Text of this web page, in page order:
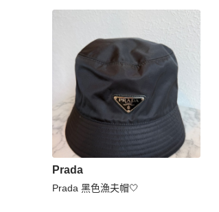
Prada
Prada 黑色漁夫帽🤍